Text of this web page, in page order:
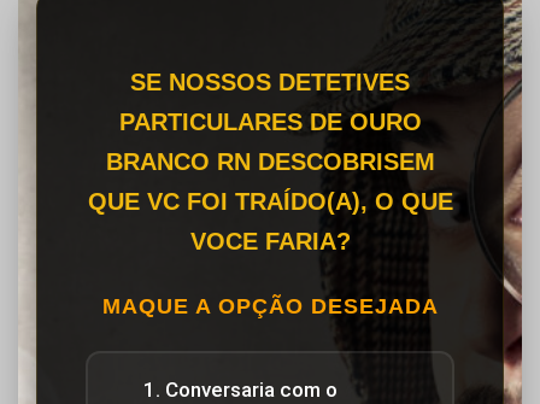
SE NOSSOS DETETIVES
PARTICULARES DE OURO
BRANCO RN DESCOBRISEM
QUE VC FOI TRAÍDO(A), O QUE
VOCE FARIA?
MAQUE A OPÇÃO DESEJADA
1. Conversaria com o